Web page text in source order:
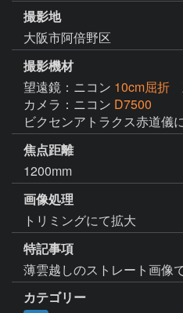
撮影地
大阪市阿倍野区
撮影機材
望遠鏡：ニコン 10cm屈折
カメラ：ニコン D7500
ビクセンアトラクス赤道儀
焦点距離
1200mm
画像処理
トリミングにて拡大
特記事項
薄雲越しのストレート画像で
カテゴリー